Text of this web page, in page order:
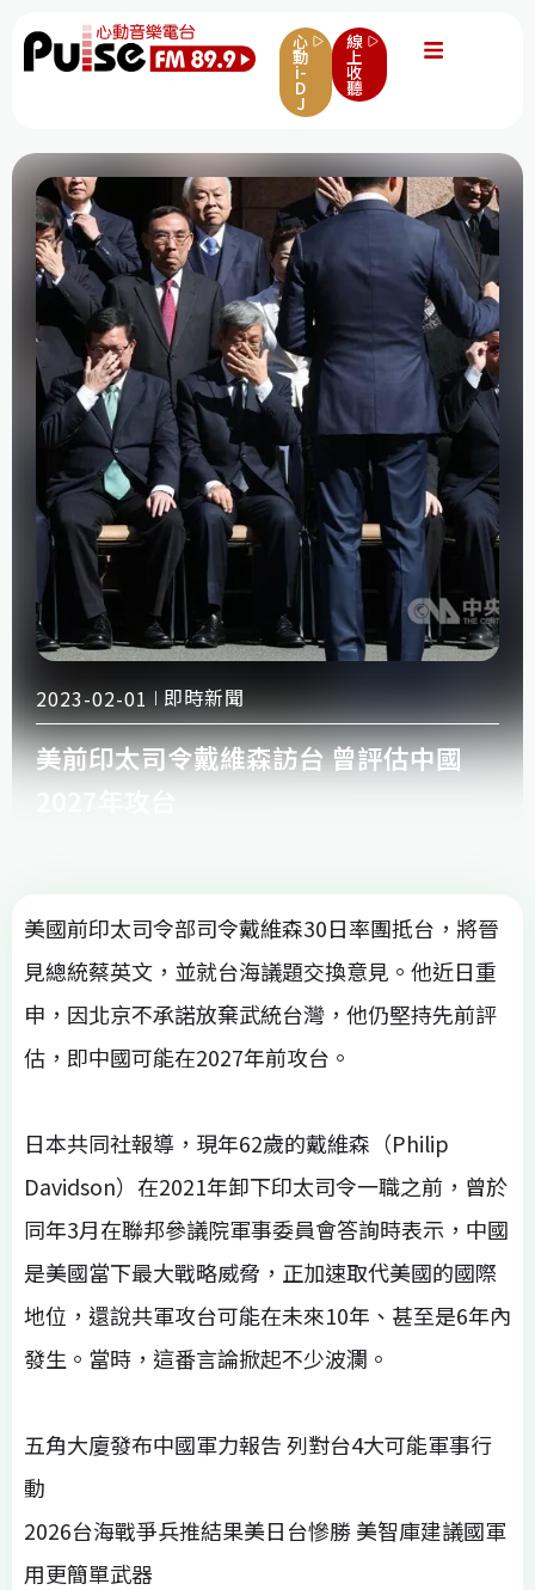
心
動
i-
D
J
線
上
收
聽
2023-02-01 即時新聞
美前印太司令戴維森訪台 曾評估中國
2027年攻台
美國前印太司令部司令戴維森30日率團抵台，將晉
見總統蔡英文，並就台海議題交換意見。他近日重
申，因北京不承諾放棄武統台灣，他仍堅持先前評
估，即中國可能在2027年前攻台。
日本共同社報導，現年62歲的戴維森（Philip
Davidson）在2021年卸下印太司令一職之前，曾於
同年3月在聯邦參議院軍事委員會答詢時表示，中國
是美國當下最大戰略威脅，正加速取代美國的國際
地位，還說共軍攻台可能在未來10年、甚至是6年內
發生。當時，這番言論掀起不少波瀾。
五角大廈發布中國軍力報告 列對台4大可能軍事行
動
2026台海戰爭兵推結果美日台慘勝 美智庫建議國軍
用更簡單武器